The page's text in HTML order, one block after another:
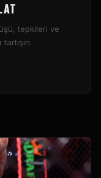
tepkileri ve